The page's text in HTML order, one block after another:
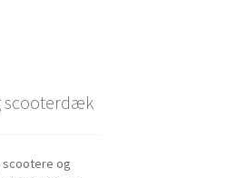
scooterdæk
og